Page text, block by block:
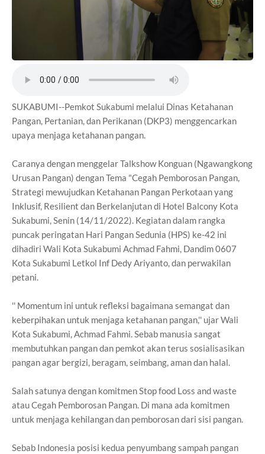
SUKABUMI--Pemkot Sukabumi melalui Dinas Ketahanan
Pangan, Pertanian, dan Perikanan (DKP3) menggencarkan
upaya menjaga ketahanan pangan.
Caranya dengan menggelar Talkshow Konguan (Ngawangkong
Urusan Pangan) dengan Tema "Cegah Pemborosan Pangan,
Strategi mewujudkan Ketahanan Pangan Perkotaan yang
Inklusif, Resilient dan Berkelanjutan di Hotel Balcony Kota
Sukabumi, Senin (14/11/2022). Kegiatan dalam rangka
puncak peringatan Hari Pangan Sedunia (HPS) ke-42 ini
dihadiri Wali Kota Sukabumi Achmad Fahmi, Dandim 0607
Kota Sukabumi Letkol Inf Dedy Ariyanto, dan perwakilan
petani.
'' Momentum ini untuk refleksi bagaimana semangat dan
keberpihakan untuk menjaga ketahanan pangan,'' ujar Wali
Kota Sukabumi, Achmad Fahmi. Sebab manusia sangat
membutuhkan pangan dan pemkot akan terus sosialisasikan
pangan agar bergizi, beragam, seimbang, aman dan halal.
Salah satunya dengan komitmen Stop food Loss and waste
atau Cegah Pemborosan Pangan. Di mana ada komitmen
untuk menjaga kehilangan dan pemborosan dari sisi pangan.
Sebab Indonesia posisi kedua penyumbang sampah pangan